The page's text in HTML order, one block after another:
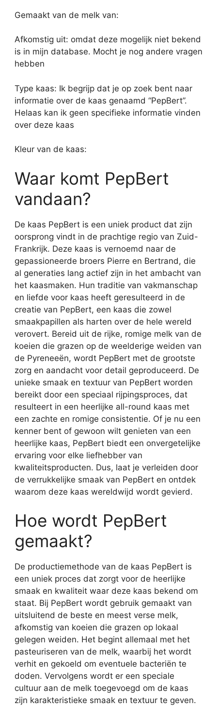
Gemaakt van de melk van:
Afkomstig uit: omdat deze mogelijk niet bekend
is in mijn database. Mocht je nog andere vragen
hebben
Type kaas: Ik begrijp dat je op zoek bent naar
informatie over de kaas genaamd “PepBert”.
Helaas kan ik geen specifieke informatie vinden
over deze kaas
Kleur van de kaas:
Waar komt PepBert
vandaan?
De kaas PepBert is een uniek product dat zijn
oorsprong vindt in de prachtige regio van Zuid-
Frankrijk. Deze kaas is vernoemd naar de
gepassioneerde broers Pierre en Bertrand, die
al generaties lang actief zijn in het ambacht van
het kaasmaken. Hun traditie van vakmanschap
en liefde voor kaas heeft geresulteerd in de
creatie van PepBert, een kaas die zowel
smaakpapillen als harten over de hele wereld
verovert. Bereid uit de rijke, romige melk van de
koeien die grazen op de weelderige weiden van
de Pyreneeën, wordt PepBert met de grootste
zorg en aandacht voor detail geproduceerd. De
unieke smaak en textuur van PepBert worden
bereikt door een speciaal rijpingsproces, dat
resulteert in een heerlijke all-round kaas met
een zachte en romige consistentie. Of je nu een
kenner bent of gewoon wilt genieten van een
heerlijke kaas, PepBert biedt een onvergetelijke
ervaring voor elke liefhebber van
kwaliteitsproducten. Dus, laat je verleiden door
de verrukkelijke smaak van PepBert en ontdek
waarom deze kaas wereldwijd wordt gevierd.
Hoe wordt PepBert
gemaakt?
De productiemethode van de kaas PepBert is
een uniek proces dat zorgt voor de heerlijke
smaak en kwaliteit waar deze kaas bekend om
staat. Bij PepBert wordt gebruik gemaakt van
uitsluitend de beste en meest verse melk,
afkomstig van koeien die grazen op lokaal
gelegen weiden. Het begint allemaal met het
pasteuriseren van de melk, waarbij het wordt
verhit en gekoeld om eventuele bacteriën te
doden. Vervolgens wordt er een speciale
cultuur aan de melk toegevoegd om de kaas
zijn karakteristieke smaak en textuur te geven.